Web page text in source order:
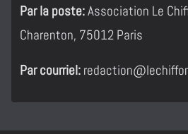
Par la poste:Association Le
Charenton, 75012 Paris
Par courriel: